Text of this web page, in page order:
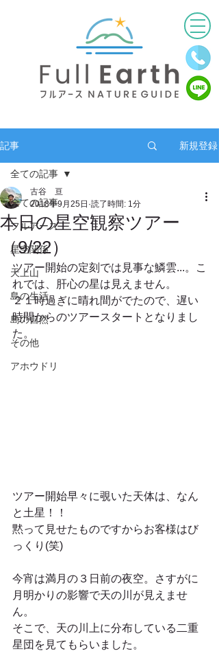
記事 新規登録
全ての記事
フルアース
星空関係
天上山
島の生活
島の自然
その他
アホウドリ
全ての記事
本日の星空観察ツアー
（9/22）
古谷 亘
2018年9月25日 読了時間: 1分
ツアー開始の定刻では見事な鱗雲...。こ
れでは、肝心の星は見えません。
２１時過ぎに晴れ間がでたので、遅い
時間からのツアースタートとなりまし
た。
ツアー開始早々に覗いた天体は、なん
と土星！！
黙って見せたものですからお客様はび
っくり(笑)
今宵は満月の３日前の夜空。さすがに
月明かりの影響で天の川が見えませ
ん。
そこで、天の川上に分布している二重
星団を見てもらいました。